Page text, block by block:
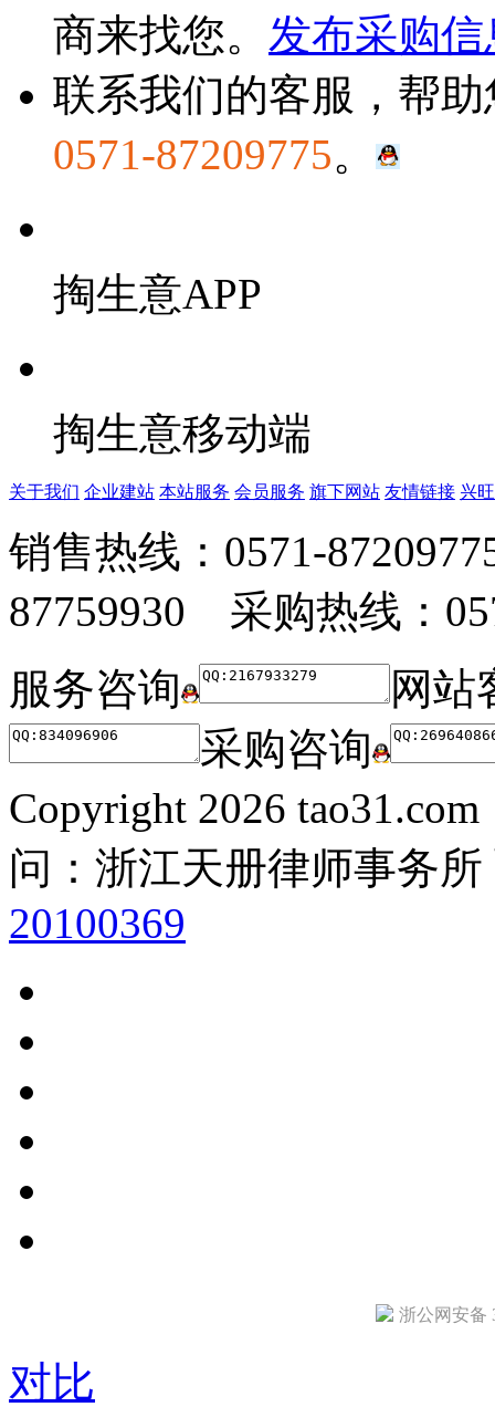
商来找您。 发布采购信
联系我们的客服，帮
0571-87209775。
掏生意APP
掏生意移动端
关于我们 企业建站 本站服务 会员服务 旗下网站 友情链接 兴
销售热线：0571-
87759930 采购热线：
服务咨询
网站
采购咨询
Copyright 2026
问：浙江天册律师事务
20100369
浙公网安备
对比